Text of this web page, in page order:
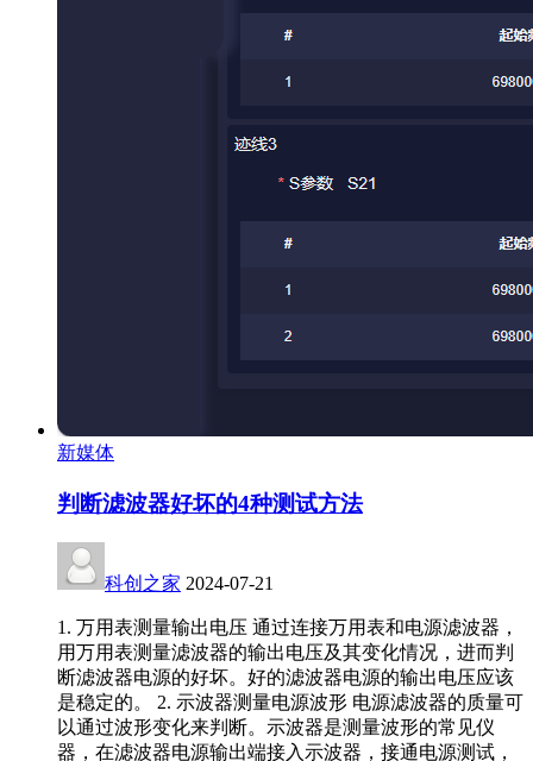
新媒体
判断滤波器好坏的4种测试方法
科创之家 2024-07-21
1. 万用表测量输出电压 通过连接万用表和电源滤波器，
用万用表测量滤波器的输出电压及其变化情况，进而判
断滤波器电源的好坏。好的滤波器电源的输出电压应该
是稳定的。 2. 示波器测量电源波形 电源滤波器的质量可
以通过波形变化来判断。示波器是测量波形的常见仪
器，在滤波器电源输出端接入示波器，接通电源测试，